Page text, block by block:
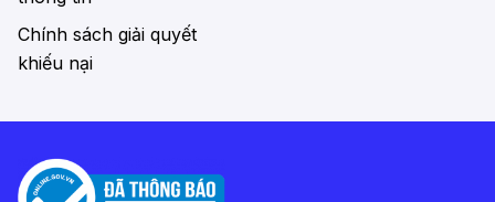
Chính sách giải quyết
khiếu nại